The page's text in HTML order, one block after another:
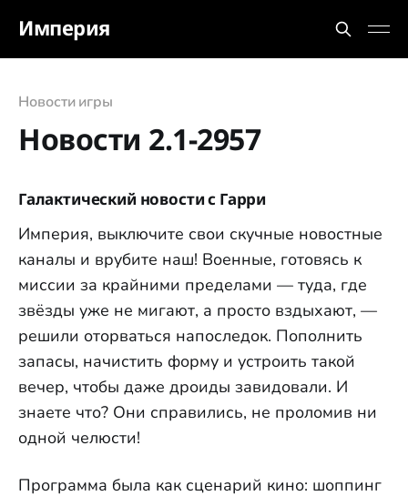
Империя
Новости игры
Новости 2.1-2957
Галактический новости с Гарри
Империя, выключите свои скучные новостные
каналы и врубите наш! Военные, готовясь к
миссии за крайними пределами — туда, где
звёзды уже не мигают, а просто вздыхают, —
решили оторваться напоследок. Пополнить
запасы, начистить форму и устроить такой
вечер, чтобы даже дроиды завидовали. И
знаете что? Они справились, не проломив ни
одной челюсти!
Программа была как сценарий кино: шоппинг